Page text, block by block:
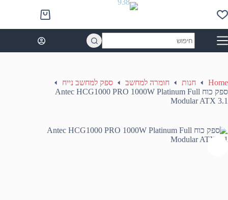
to
content
Shopping
cart
results
Home חנות חומרה למחשב
ספק למחשב נייח
ספק כוח Antec HCG1000 PRO 1000W Platinum Full
Modular ATX 3.1